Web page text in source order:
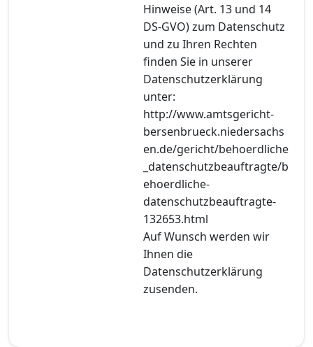
Hinweise (Art. 13 und 14
DS-GVO) zum Datenschutz
und zu Ihren Rechten
finden Sie in unserer
Datenschutzerklärung
unter:
http://www.amtsgericht-
bersenbrueck.niedersachs
en.de/gericht/behoerdliche
_datenschutzbeauftragte/b
ehoerdliche-
datenschutzbeauftragte-
132653.html
Auf Wunsch werden wir
Ihnen die
Datenschutzerklärung
zusenden.